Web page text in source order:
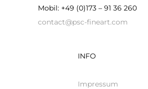
Mobil: +49 (0)173 – 91 36 260
contact@psc-fineart.com
INFO
Impressum